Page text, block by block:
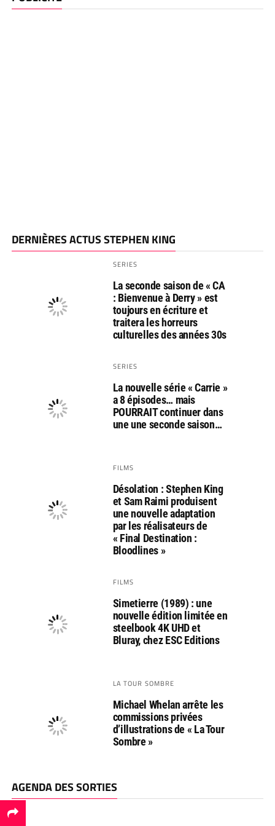
DERNIÈRES ACTUS STEPHEN KING
SERIES
La seconde saison de « CA
: Bienvenue à Derry » est
toujours en écriture et
traitera les horreurs
culturelles des années 30s
SERIES
La nouvelle série « Carrie »
a 8 épisodes… mais
POURRAIT continuer dans
une une seconde saison…
FILMS
Désolation : Stephen King
et Sam Raimi produisent
une nouvelle adaptation
par les réalisateurs de
« Final Destination :
Bloodlines »
FILMS
Simetierre (1989) : une
nouvelle édition limitée en
steelbook 4K UHD et
Bluray, chez ESC Editions
LA TOUR SOMBRE
Michael Whelan arrête les
commissions privées
d’illustrations de « La Tour
Sombre »
AGENDA DES SORTIES